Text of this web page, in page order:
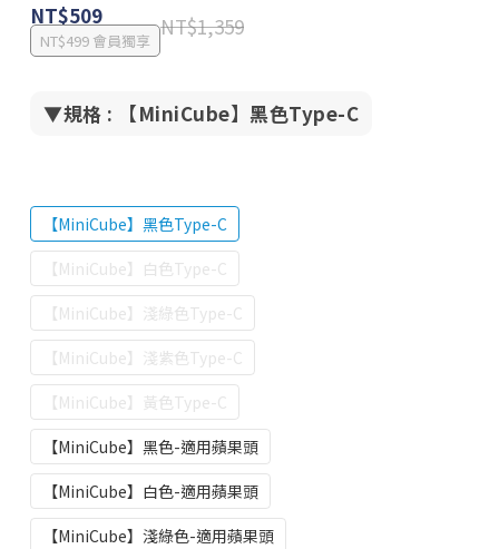
NT$1,359
NT$509
NT$499 會員獨享
▼規格 : 【MiniCube】黑色Type-C
【MiniCube】黑色Type-C
【MiniCube】白色Type-C
【MiniCube】淺綠色Type-C
【MiniCube】淺紫色Type-C
【MiniCube】黃色Type-C
【MiniCube】黑色-適用蘋果頭
【MiniCube】白色-適用蘋果頭
【MiniCube】淺綠色-適用蘋果頭